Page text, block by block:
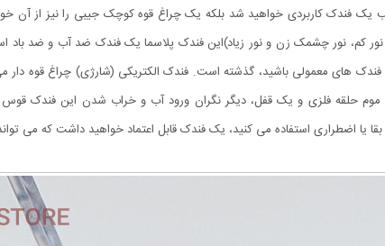
کم، نور چشمک زن و نور زیاد)این فندک پلاسما یک فندک ضد آب و ضد باد
های معمولی باشید، گذشته است. فندک الکتریکی (شارژی) چراغ قوه دار
بادوام، مهر و موم حلقه فلزی و یک قفل، دیگر نگران ورود آب و خراب شدن این
یا اضطراری استفاده می کنید، یک فندک قابل اعتماد خواهید داشت که می